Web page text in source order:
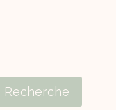
Recherche